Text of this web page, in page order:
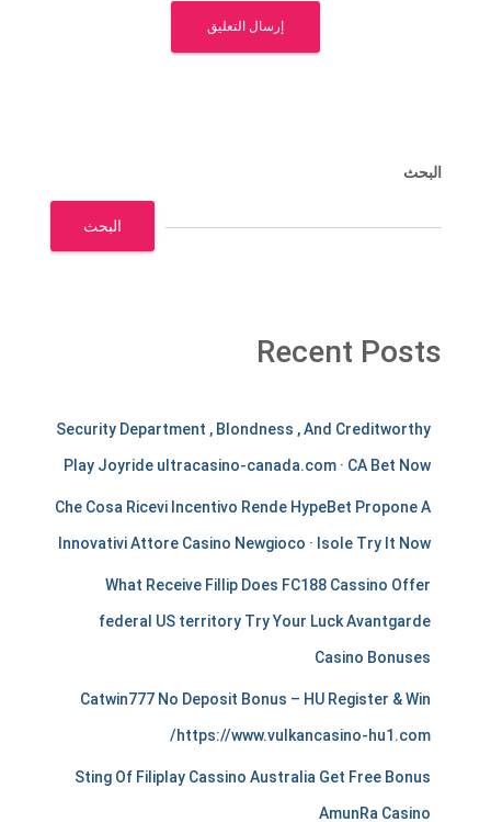
البحث
البحث
Recent Posts
e
c
h
a
n
s
Security Department , Blondness , And Creditworthy
Play Joyride ultracasino-canada.com · CA Bet Now
Che Cosa Ricevi Incentivo Rende HypeBet Propone A
Innovativi Attore Casino Newgioco · Isole Try It Now
What Receive Fillip Does FC188 Cassino Offer
federal US territory Try Your Luck Avantgarde
Casino Bonuses
Catwin777 No Deposit Bonus – HU Register & Win
https://www.vulkancasino-hu1.com/
Sting Of Filiplay Cassino Australia Get Free Bonus
AmunRa Casino